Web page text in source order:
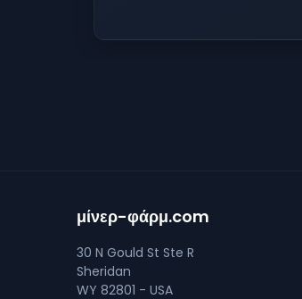
μίνερ-φάρμ.com
30 N Gould St Ste R
Sheridan
WY 82801 - USA